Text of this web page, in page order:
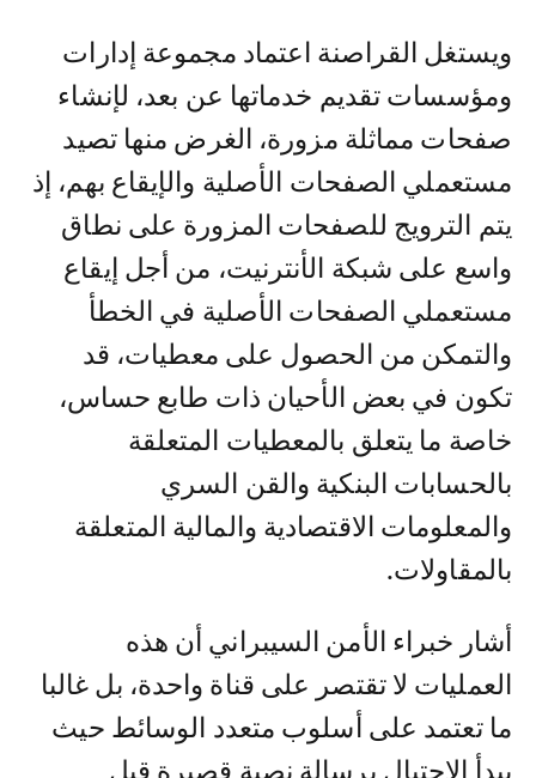
ويستغل القراصنة اعتماد مجموعة إدارات
ومؤسسات تقديم خدماتها عن بعد، لإنشاء
صفحات مماثلة مزورة، الغرض منها تصيد
مستعملي الصفحات الأصلية والإيقاع بهم، إذ
يتم الترويج للصفحات المزورة على نطاق
واسع على شبكة الأنترنيت، من أجل إيقاع
مستعملي الصفحات الأصلية في الخطأ
والتمكن من الحصول على معطيات، قد
تكون في بعض الأحيان ذات طابع حساس،
خاصة ما يتعلق بالمعطيات المتعلقة
بالحسابات البنكية والقن السري
والمعلومات الاقتصادية والمالية المتعلقة
بالمقاولات.
أشار خبراء الأمن السيبراني أن هذه
العمليات لا تقتصر على قناة واحدة، بل غالبا
ما تعتمد على أسلوب متعدد الوسائط حيث